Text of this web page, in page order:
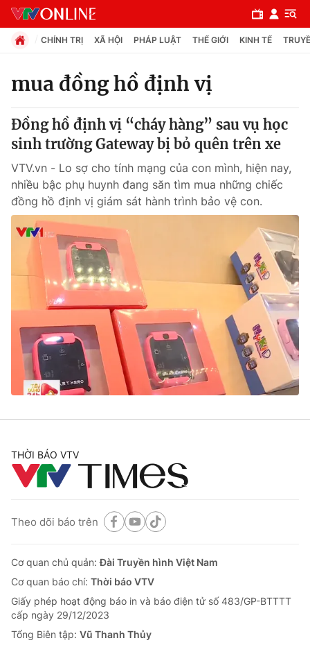
Chuyên mục
Chính trị
Xã hội
Pháp luật
Thế giới
Tin tức
Thế giới đó đây
Câu chuyện quốc tế
Kinh tế
Tài chính
Thị trường
Góc doanh nghiệp
Dữ liệu và đời sống
Truyền hình
Phim VTV
Hậu trường
Giải sao mai
Giải trí
Điện ảnh
Âm nhạc
Du lịch
Làm đẹp
Chất lượng cuộc sống
Tuyển sinh
Học trực tuyến
Công nghệ
Hitech Công nghệ tương lai
Sản phẩm
Giao lưu trực tuyến
CHÍNH TRỊ XÃ HỘI PHÁP LUẬT THẾ GIỚI KINH TẾ
mua đồng hồ định vị
Đồng hồ định vị “cháy hàng” sau vụ học
sinh trường Gateway bị bỏ quên trên xe
VTV.vn - Lo sợ cho tính mạng của con mình, hiện nay,
nhiều bậc phụ huynh đang săn tìm mua những chiếc
đồng hồ định vị giám sát hành trình bảo vệ con.
THỜI BÁO VTV
Theo dõi báo trên
Cơ quan chủ quản:Đài Truyền hình Việt Nam
Cơ quan báo chí: Thời báo VTV
Giấy phép hoạt động báo in và báo điện tử số 483/GP-BTTTT
cấp ngày 29/12/2023
Tổng Biên tập: Vũ Thanh Thủy